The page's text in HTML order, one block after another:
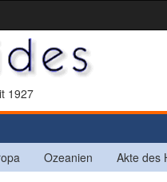
1927
Ozeanien Akte des